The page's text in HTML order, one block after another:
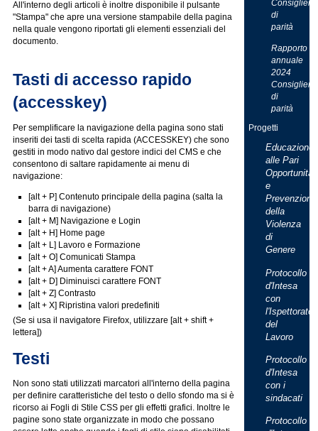
All'interno degli articoli è inoltre disponibile il pulsante
"Stampa" che apre una versione stampabile della pagina
nella quale vengono riportati gli elementi essenziali del
documento.
Tasti di accesso rapido
(accesskey)
Per semplificare la navigazione della pagina sono stati
inseriti dei tasti di scelta rapida (ACCESSKEY) che sono
gestiti in modo nativo dal gestore indici del CMS e che
consentono di saltare rapidamente ai menu di
navigazione:
[alt + P] Contenuto principale della pagina (salta la
barra di navigazione)
[alt + M] Navigazione e Login
[alt + H] Home page
[alt + L] Lavoro e Formazione
[alt + O] Comunicati Stampa
[alt + A] Aumenta carattere FONT
[alt + D] Diminuisci carattere FONT
[alt + Z] Contrasto
[alt + X] Ripristina valori predefiniti
(Se si usa il navigatore Firefox, utilizzare [alt + shift +
lettera])
Testi
Non sono stati utilizzati marcatori all'interno della pagina
per definire caratteristiche del testo o dello sfondo ma si è
ricorso ai Fogli di Stile CSS per gli effetti grafici. Inoltre le
pagine sono state organizzate in modo che possano
Consigliera
di
parità
Rapporto
annuale
2024
Consigliera
di
parità
Progetti
Educazione
alle Pari
Opportunità
e
Prevenzione
della
Violenza
di
Genere
Protocollo
d'Intesa
con
l'Ispettorato
del
Lavoro
Protocollo
d'Intesa
con i
sindacati
Protocollo